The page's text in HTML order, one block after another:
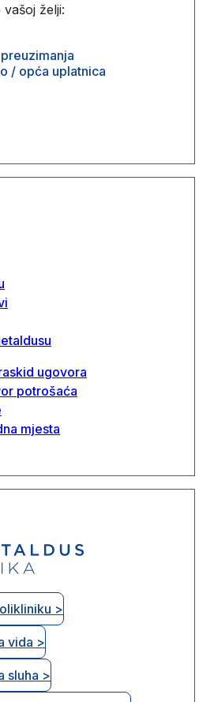
želji:
/ opća uplatnica
ugovora
potrošaća
mjesta
>
vida >
sluha >